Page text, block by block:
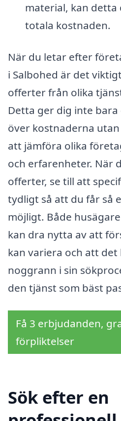
material, kan detta
totala kostnaden.
När du letar efter
i Salbohed är det
offerter från olika
Detta ger dig inte
över kostnaderna
att jämföra olika
och erfarenheter. När
offerter, se till att
tydligt så att du får så
möjligt. Både
kan dra nytta av att
kan variera och att
noggrann i sin
den tjänst som bäst
Få 3 erbjudanden,
förpliktelser
Sök efter en